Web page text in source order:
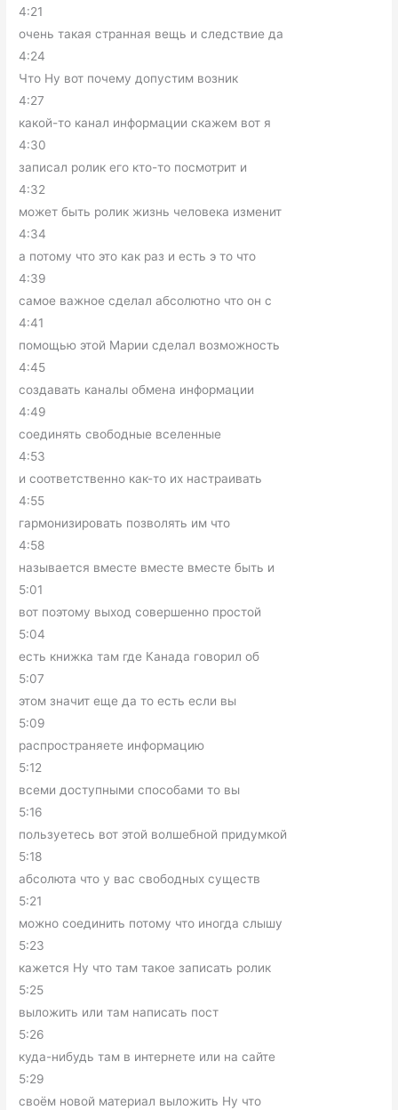
4:21
очень такая странная вещь и следствие да
4:24
Что Ну вот почему допустим возник
4:27
какой-то канал информации скажем вот я
4:30
записал ролик его кто-то посмотрит и
4:32
может быть ролик жизнь человека изменит
4:34
а потому что это как раз и есть э то что
4:39
самое важное сделал абсолютно что он с
4:41
помощью этой Марии сделал возможность
4:45
создавать каналы обмена информации
4:49
соединять свободные вселенные
4:53
и соответственно как-то их настраивать
4:55
гармонизировать позволять им что
4:58
называется вместе вместе вместе быть и
5:01
вот поэтому выход совершенно простой
5:04
есть книжка там где Канада говорил об
5:07
этом значит еще да то есть если вы
5:09
распространяете информацию
5:12
всеми доступными способами то вы
5:16
пользуетесь вот этой волшебной придумкой
5:18
абсолюта что у вас свободных существ
5:21
можно соединить потому что иногда слышу
5:23
кажется Ну что там такое записать ролик
5:25
выложить или там написать пост
5:26
куда-нибудь там в интернете или на сайте
5:29
своём новой материал выложить Ну что